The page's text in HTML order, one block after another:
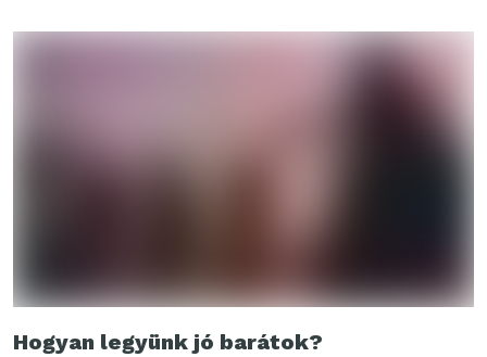
Hogyan legyünk jó barátok?